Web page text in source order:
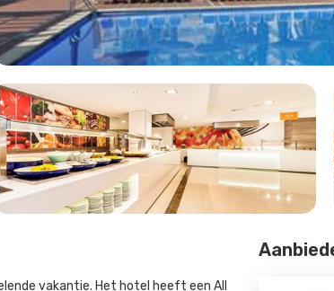
vakantie. Het hotel heeft een All